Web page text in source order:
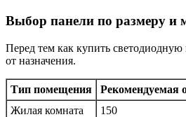
Выбор панели по размеру и
Перед тем как купить
от назначения.
Тип помещения Рекомендуемая
Жилая комната
150